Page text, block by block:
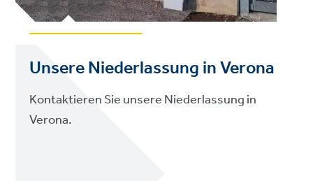
Unsere Niederlassung in Verona
Kontaktieren Sie unsere Niederlassung in
Verona.